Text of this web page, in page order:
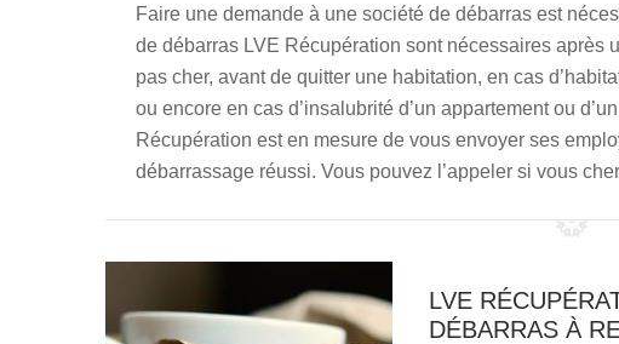
Faire une demande à une société de débarras est
de débarras LVE Récupération sont nécessaires après
pas cher, avant de quitter une habitation, en cas
ou encore en cas d’insalubrité d’un appartement ou
Récupération est en mesure de vous envoyer ses
débarrassage réussi. Vous pouvez l’appeler si vous
LVE
DÉBARRAS À